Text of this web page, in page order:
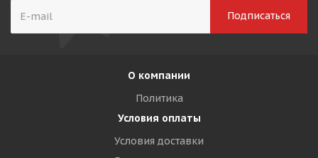
О компании
Политика
Условия оплаты
Условия доставки